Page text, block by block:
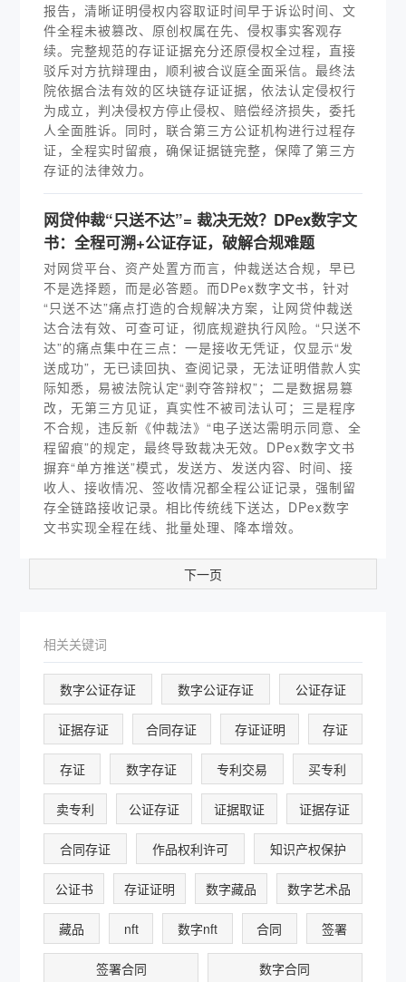
报告，清晰证明侵权内容取证时间早于诉讼时间、文
件全程未被篡改、原创权属在先、侵权事实客观存
续。完整规范的存证证据充分还原侵权全过程，直接
驳斥对方抗辩理由，顺利被合议庭全面采信。最终法
院依据合法有效的区块链存证证据，依法认定侵权行
为成立，判决侵权方停止侵权、赔偿经济损失，委托
人全面胜诉。同时，联合第三方公证机构进行过程存
证，全程实时留痕，确保证据链完整，保障了第三方
存证的法律效力。
网贷仲裁“只送不达”= 裁决无效？DPex数字文
书：全程可溯+公证存证，破解合规难题
对网贷平台、资产处置方而言，仲裁送达合规，早已
不是选择题，而是必答题。而DPex数字文书，针对
“只送不达”痛点打造的合规解决方案，让网贷仲裁送
达合法有效、可查可证，彻底规避执行风险。“只送不
达”的痛点集中在三点：一是接收无凭证，仅显示“发
送成功”，无已读回执、查阅记录，无法证明借款人实
际知悉，易被法院认定“剥夺答辩权”；二是数据易篡
改，无第三方见证，真实性不被司法认可；三是程序
不合规，违反新《仲裁法》“电子送达需明示同意、全
程留痕”的规定，最终导致裁决无效。DPex数字文书
摒弃“单方推送”模式，发送方、发送内容、时间、接
收人、接收情况、签收情况都全程公证记录，强制留
存全链路接收记录。相比传统线下送达，DPex数字
文书实现全程在线、批量处理、降本增效。
下一页
相关关键词
数字公证存证 数字公证存证 公证存证
证据存证 合同存证 存证证明 存证
存证 数字存证 专利交易 买专利
卖专利 公证存证 证据取证 证据存证
合同存证 作品权利许可 知识产权保护
公证书 存证证明 数字藏品 数字艺术品
藏品 nft 数字nft 合同 签署
签署合同 数字合同